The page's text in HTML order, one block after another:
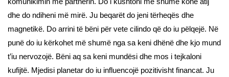
dhe do ndiheni më mirë. Ju beqarët do jeni tërheqës dhe
magnetikë. Do arrini të bëni për vete cilindo që do iu pëlqejë. Në
punë do iu kërkohet më shumë nga sa keni dhënë dhe kjo mund
t’iu nervozojë. Bëni aq sa keni mundësi dhe mos i tejkaloni
kufijtë. Mjedisi planetar do iu influencojë pozitivisht financat. Ju